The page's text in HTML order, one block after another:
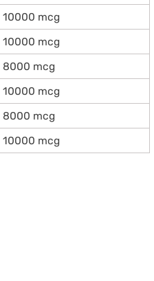
10000 mcg
10000 mcg
8000 mcg
10000 mcg
8000 mcg
10000 mcg